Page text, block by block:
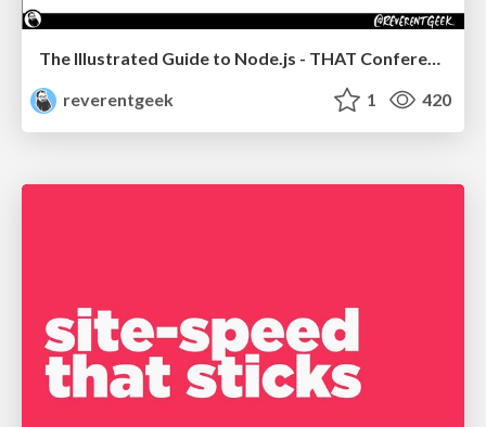
The Illustrated Guide to Node.js - THAT Conference 2024
reverentgeek
1 420